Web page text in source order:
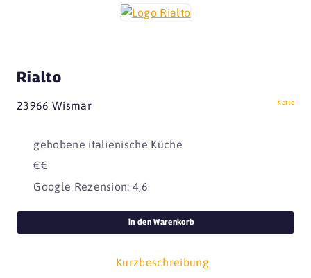
Rialto
23966 Wismar Karte
gehobene italienische Küche
€€
Google Rezension: 4,6
Kurzbeschreibung
in den Warenkorb